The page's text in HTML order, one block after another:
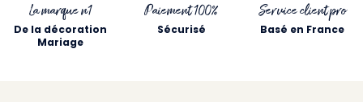
La marque n1
De la décoration
Mariage
Paiement 100%
Sécurisé
Service client pro
Basé en France